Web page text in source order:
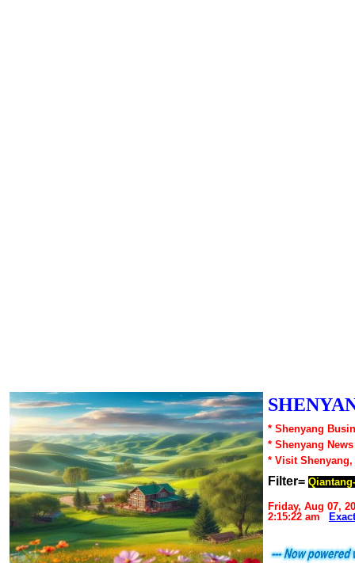
* Shenyang
* Shenyang
* Visit
Filter=
Friday, Aug 07,
2:15:22 am